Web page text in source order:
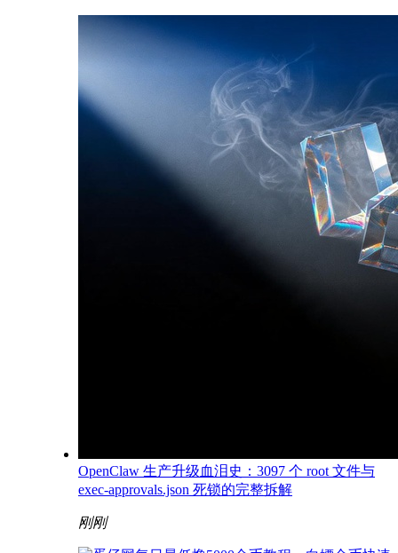
OpenClaw 生产升级血泪史：3097 个 root 文件与
exec-approvals.json 死锁的完整拆解
刚刚